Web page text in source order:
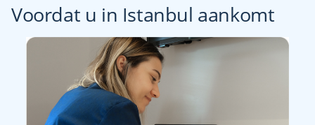
Voordat u in Istanbul aankomt